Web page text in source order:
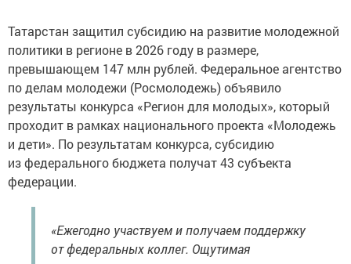
Татарстан защитил субсидию на развитие молодежной
политики в регионе в 2026 году в размере,
превышающем 147 млн рублей. Федеральное агентство
по делам молодежи (Росмолодежь) объявило
результаты конкурса «Регион для молодых», который
проходит в рамках национального проекта «Молодежь
и дети». По результатам конкурса, субсидию
из федерального бюджета получат 43 субъекта
федерации.
«Ежегодно участвуем и получаем поддержку
от федеральных коллег. Ощутимая